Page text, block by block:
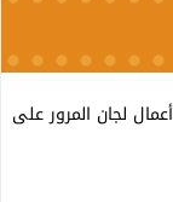
لجان المرور على